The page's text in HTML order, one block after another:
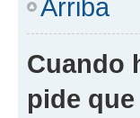
Arriba
Cuando
pide